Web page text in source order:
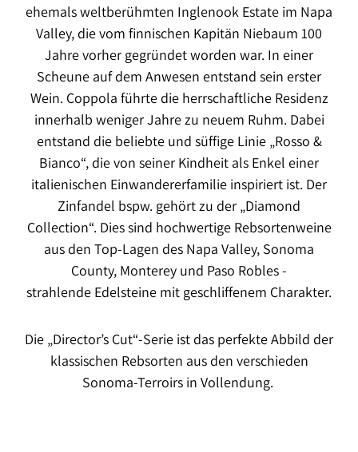
ehemals weltberühmten Inglenook Estate im Napa
Valley, die vom finnischen Kapitän Niebaum 100
Jahre vorher gegründet worden war. In einer
Scheune auf dem Anwesen entstand sein erster
Wein. Coppola führte die herrschaftliche Residenz
innerhalb weniger Jahre zu neuem Ruhm. Dabei
entstand die beliebte und süffige Linie „Rosso &
Bianco“, die von seiner Kindheit als Enkel einer
italienischen Einwandererfamilie inspiriert ist. Der
Zinfandel bspw. gehört zu der „Diamond
Collection“. Dies sind hochwertige Rebsortenweine
aus den Top-Lagen des Napa Valley, Sonoma
County, Monterey und Paso Robles -
strahlende Edelsteine mit geschliffenem Charakter.
Die „Director’s Cut“-Serie ist das perfekte Abbild der
klassischen Rebsorten aus den verschieden
Sonoma-Terroirs in Vollendung.